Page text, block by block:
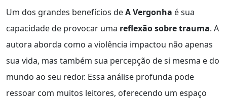
Um dos grandes benefícios deA Vergonha é sua
capacidade de provocar uma reflexão sobre trauma. A
autora aborda como a violência impactou não apenas
sua vida, mas também sua percepção de si mesma e do
mundo ao seu redor. Essa análise profunda pode
ressoar com muitos leitores, oferecendo um espaço